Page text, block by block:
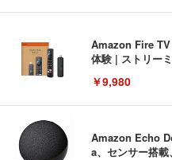
Amazon Fire
体験 | ストリー
￥9,980
Amazon Echo
a、センサー搭